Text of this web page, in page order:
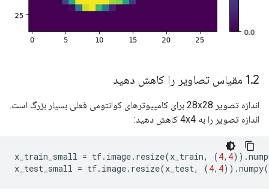
1.2 مقیاس تصاویر را کاهش دهید
اندازه تصویر 28x28 برای کامپیوترهای کوانتومی فعلی بسیار بزرگ است.
اندازه تصویر را به 4x4 کاهش دهید:
x_train_small = tf. image. resize(x_train, (4, 4)).
x_test_small = tf. image. resize(x_test, (4, 4)).numpy